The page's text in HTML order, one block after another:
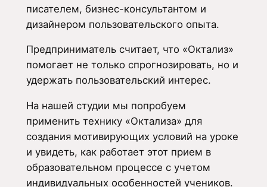
писателем, бизнес-консультантом и
дизайнером пользовательского опыта.
Предприниматель считает, что «Октализ»
помогает не только спрогнозировать, но и
удержать пользовательский интерес.
На нашей студии мы попробуем
применить технику «Октализа» для
создания мотивирующих условий на уроке
и увидеть, как работает этот прием в
образовательном процессе с учетом
индивидуальных особенностей учеников.